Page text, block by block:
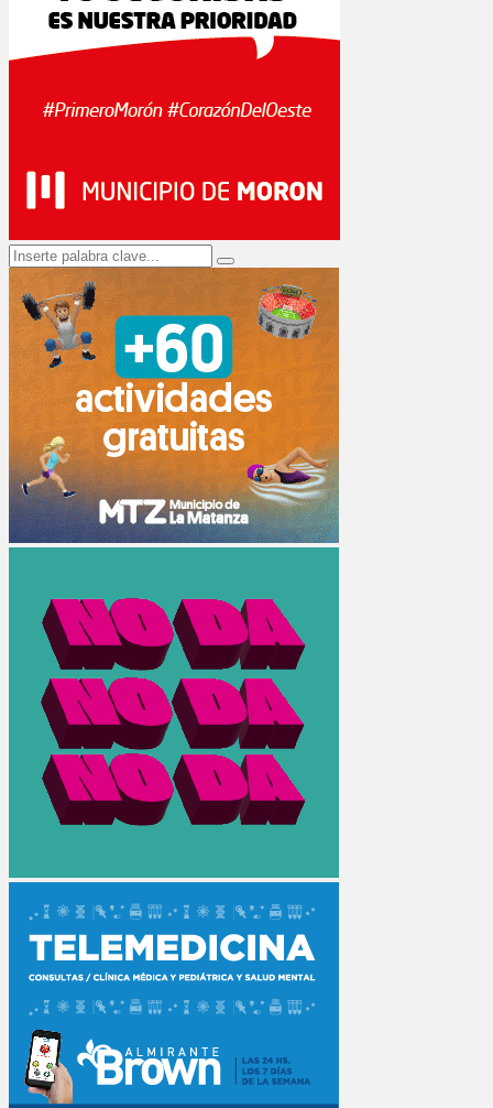
Search
for:
Search